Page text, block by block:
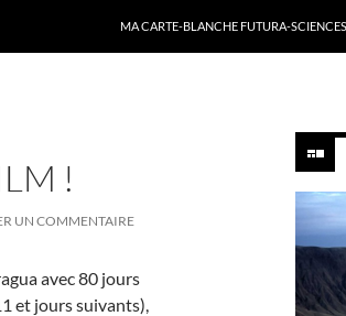
MA CARTE-BLANCHE FUTURA-SCIENCES
!
UN COMMENTAIRE
avec 80 jours
et jours suivants),